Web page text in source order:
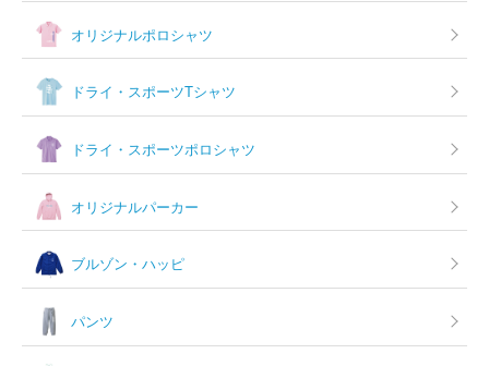
オリジナルポロシャツ
ドライ・スポーツTシャツ
ドライ・スポーツポロシャツ
オリジナルパーカー
ブルゾン・ハッピ
パンツ